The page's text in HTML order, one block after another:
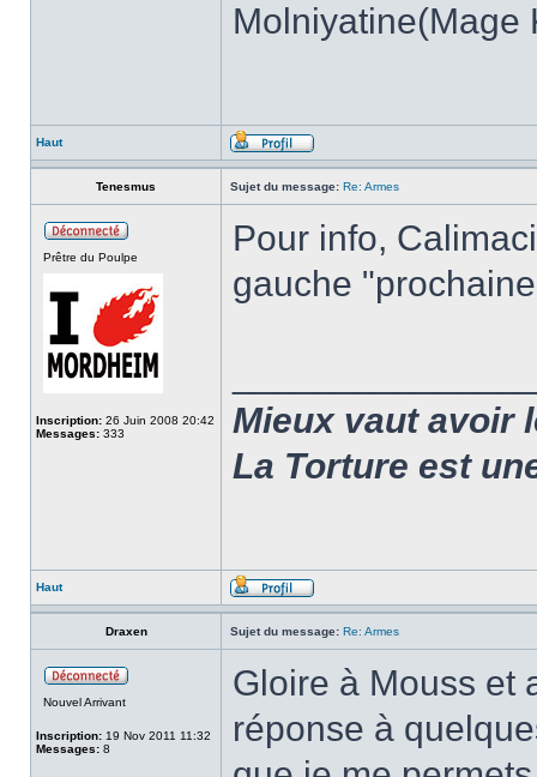
Molniyatine(Mage
Haut
Tenesmus Sujet du message: Re: Armes
Prêtre du Poulpe
Inscription: 26 Juin 2008 20:42
Messages: 333
Pour info,
gauche
Mieux vaut avoir
La Torture est
Haut
Draxen Sujet du message: Re: Armes
Nouvel Arrivant
Inscription: 19 Nov 2011 11:32
Messages: 8
Gloire à Mouss et
réponse à